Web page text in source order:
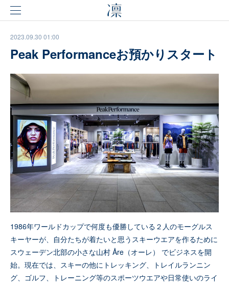
2023.09.30 01:00
Peak Performanceお預かりスタート
1986年ワールドカップで何度も優勝している２⼈のモーグルス
キーヤーが、⾃分たちが着たいと思うスキーウエアを作るために
スウェーデン北部の⼩さな⼭村 Åre（オーレ） でビジネスを開
始。現在では、スキーの他にトレッキング、トレイルランニン
グ、ゴルフ、トレーニング等のスポーツウエアや⽇常使いのライ